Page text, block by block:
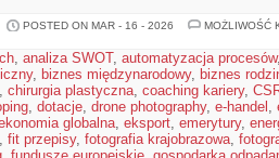
POSTED ON MAR - 16 - 2026
MOŻLIWOŚĆ
, analiza SWOT, automatyzacja procesów
, biznes międzynarodowy, biznes
, chirurgia plastyczna, coaching kariery,
, dotacje, drone photography, e-handel ,
globalna, eksport, emerytury,
, fit przepisy, fotografia krajobrazowa,